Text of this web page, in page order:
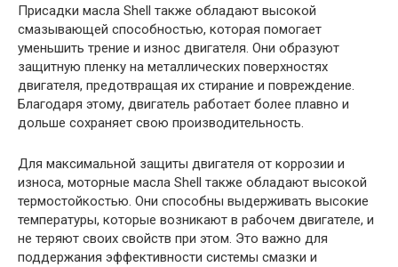
Присадки масла Shell также обладают высокой
смазывающей способностью, которая помогает
уменьшить трение и износ двигателя. Они образуют
защитную пленку на металлических поверхностях
двигателя, предотвращая их стирание и повреждение.
Благодаря этому, двигатель работает более плавно и
дольше сохраняет свою производительность.
Для максимальной защиты двигателя от коррозии и
износа, моторные масла Shell также обладают высокой
термостойкостью. Они способны выдерживать высокие
температуры, которые возникают в рабочем двигателе, и
не теряют своих свойств при этом. Это важно для
поддержания эффективности системы смазки и